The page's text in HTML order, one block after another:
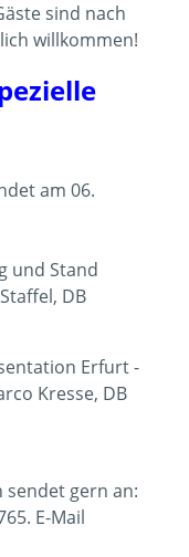
sind nach
willkommen!
am 06.
und Stand
DB
Erfurt -
Kresse, DB
sendet gern an:
E-Mail